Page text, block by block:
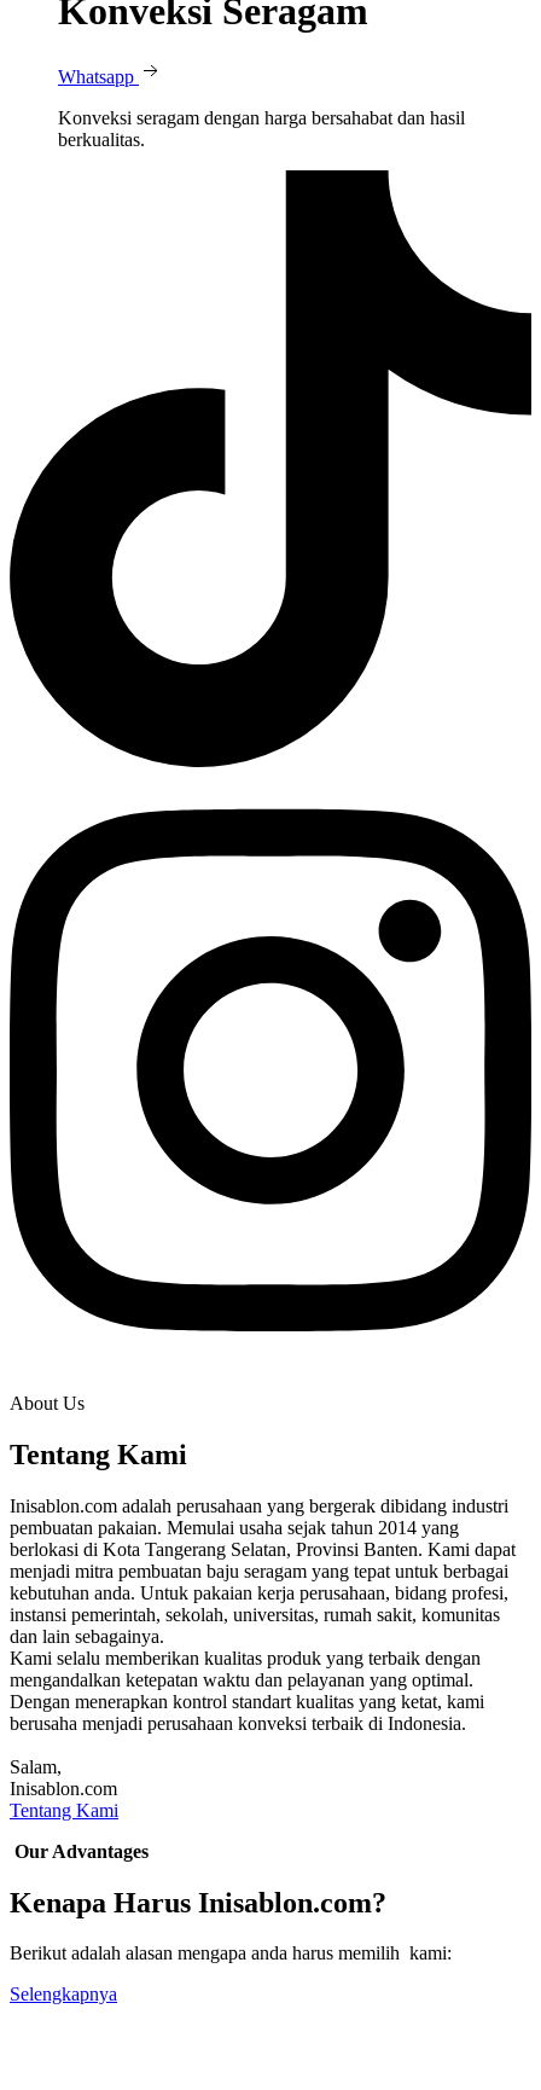
Konveksi Seragam
Whatsapp
Konveksi seragam dengan harga bersahabat dan hasil
berkualitas.
About Us
Tentang Kami
Inisablon.com adalah perusahaan yang bergerak dibidang industri
pembuatan pakaian. Memulai usaha sejak tahun 2014 yang
berlokasi di Kota Tangerang Selatan, Provinsi Banten. Kami dapat
menjadi mitra pembuatan baju seragam yang tepat untuk berbagai
kebutuhan anda. Untuk pakaian kerja perusahaan, bidang profesi,
instansi pemerintah, sekolah, universitas, rumah sakit, komunitas
dan lain sebagainya.
Kami selalu memberikan kualitas produk yang terbaik dengan
mengandalkan ketepatan waktu dan pelayanan yang optimal.
Dengan menerapkan kontrol standart kualitas yang ketat, kami
berusaha menjadi perusahaan konveksi terbaik di Indonesia.
Salam,
Inisablon.com
Tentang Kami
Our Advantages
Kenapa Harus Inisablon.com?
Berikut adalah alasan mengapa anda harus memilih kami:
Selengkapnya